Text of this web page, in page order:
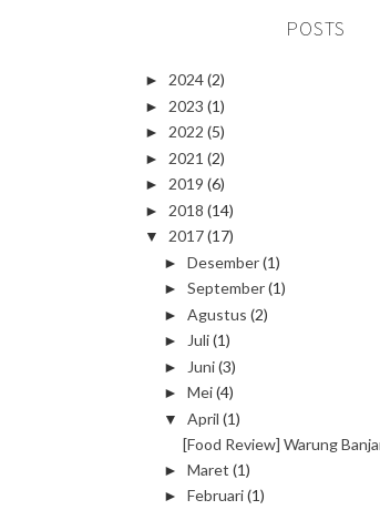
POSTS
► 2024(2)
► 2023 (1)
► 2022 (5)
► 2021 (2)
► 2019 (6)
► 2018 (14)
▼ 2017(17)
► Desember(1)
► September(1)
► Agustus (2)
► Juli(1)
► Juni(3)
► Mei(4)
▼ April (1)
[Food Review] Warung
► Maret (1)
► Februari(1)